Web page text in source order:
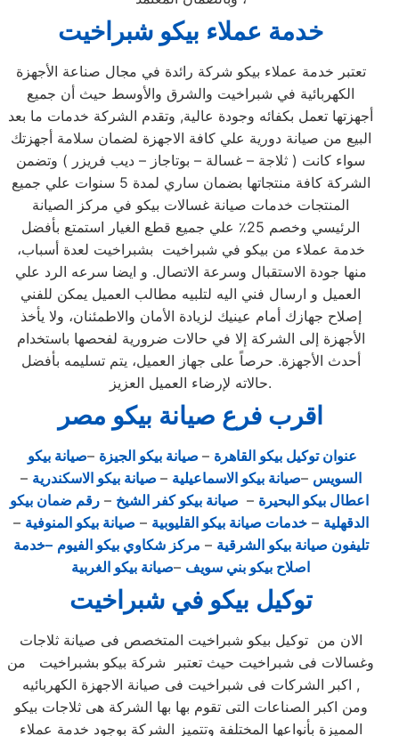
خدمة عملاء بيكو شبراخيت
تعتبر خدمة عملاء بيكو شركة رائدة في مجال صناعة الأجهزة
الكهربائية في شبراخيت والشرق والأوسط حيث أن جميع
أجهزتها تعمل بكفائه وجودة عالية, وتقدم الشركة خدمات ما بعد
البيع من صيانة دورية علي كافة الاجهزة لضمان سلامة أجهزتك
سواء كانت ( ثلاجة – غسالة – بوتاجاز – ديب فريزر ) وتضمن
الشركة كافة منتجاتها بضمان ساري لمدة 5 سنوات علي جميع
المنتجات خدمات صيانة غسالات بيكو في مركز الصيانة
الرئيسي وخصم 25٪ علي جميع قطع الغيار استمتع بأفضل
خدمة عملاء من بيكو في شبراخيت بشبراخيت لعدة أسباب،
منها جودة الاستقبال وسرعة الاتصال. و ايضا سرعه الرد علي
العميل و ارسال فني اليه لتلبيه مطالب العميل يمكن للفني
إصلاح جهازك أمام عينيك لزيادة الأمان والاطمئنان، ولا يأخذ
الأجهزة إلى الشركة إلا في حالات ضرورية لفحصها باستخدام
أحدث الأجهزة. حرصاً على جهاز العميل، يتم تسليمه بأفضل
حالاته لإرضاء العميل العزيز.
اقرب فرع صيانة بيكو مصر
عنوان توكيل بيكو القاهرة – صيانة بيكو الجيزة –صيانة بيكو
السويس –صيانة بيكو الاسماعيلية – صيانة بيكو الاسكندرية –
اعطال بيكو البحيرة – صيانة بيكو كفر الشيخ –رقم ضمان بيكو
الدقهلية –خدمات صيانة بيكو القليوبية – صيانة بيكو المنوفية –
تليفون صيانة بيكو الشرقية – مركز شكاوي بيكو الفيوم –خدمة
اصلاح بيكو بني سويف –صيانة بيكو الغربية
توكيل بيكو في شبراخيت
الان من توكيل بيكو شبراخيت المتخصص فى صيانة ثلاجات
وغسالات فى شبراخيت حيث تعتبر شركة بيكو بشبراخيت من
اكبر الشركات فى شبراخيت فى صيانة الاجهزة الكهربائيه ,
ومن اكبر الصناعات التى تقوم بها بها الشركة هى ثلاجات بيكو
المميزة بأنواعها المختلفة وتتميز الشركة بوجود خدمة عملاء